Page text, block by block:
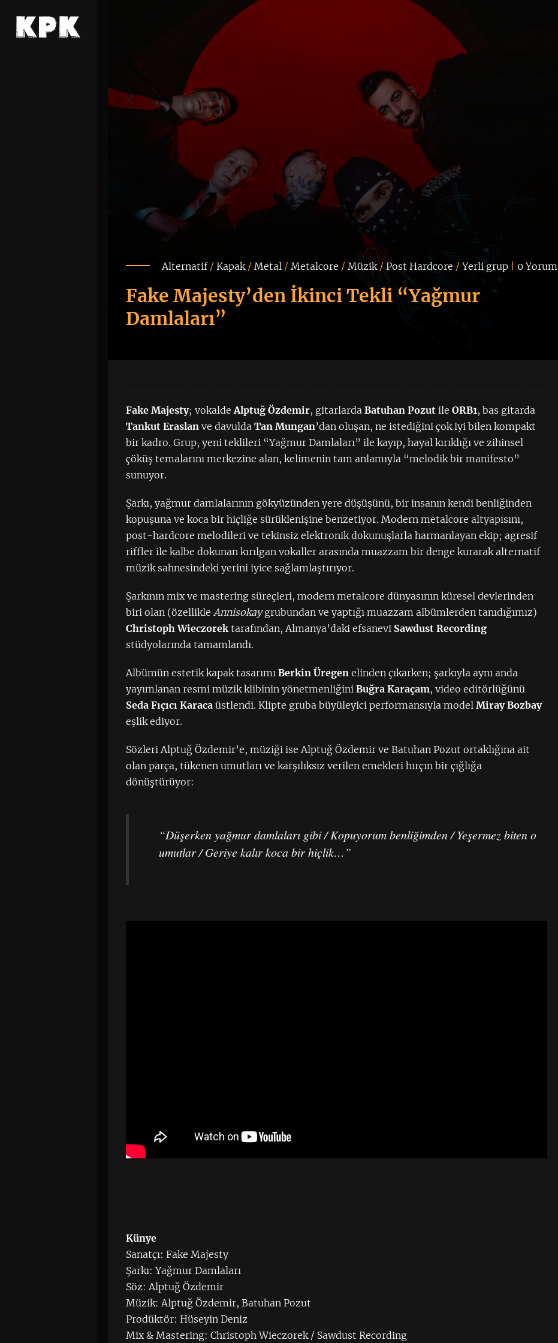
Alternatif/Kapak/Metal /Metalcore /Müzik/Post Hardcore /Yerli grup 0 Yorum
Fake Majesty’den İkinci Tekli “Yağmur
Damlaları”
Fake Majesty; vokaldeAlptuğ Özdemir, gitarlardaBatuhan Pozut ileORB1, bas gitarda
Tankut Eraslan ve davuldaTan Mungan’dan oluşan, ne istediğini çok iyi bilen kompakt
bir kadro. Grup, yeni teklileri “Yağmur Damlaları” ile kayıp, hayal kırıklığı ve zihinsel
çöküş temalarını merkezine alan, kelimenin tam anlamıyla “melodik bir manifesto”
sunuyor.
Şarkı, yağmur damlalarının gökyüzünden yere düşüşünü, bir insanın kendi benliğinden
kopuşuna ve koca bir hiçliğe sürüklenişine benzetiyor. Modern metalcore altyapısını,
post-hardcore melodileri ve tekinsiz elektronik dokunuşlarla harmanlayan ekip; agresif
riffler ile kalbe dokunan kırılgan vokaller arasında muazzam bir denge kurarak alternatif
müzik sahnesindeki yerini iyice sağlamlaştırıyor.
Şarkının mix ve mastering süreçleri, modern metalcore dünyasının küresel devlerinden
biri olan (özellikleAnnisokaygrubundan ve yaptığı muazzam albümlerden tanıdığımız)
Christoph Wieczorektarafından, Almanya’daki efsanevi Sawdust Recording
stüdyolarında tamamlandı.
Albümün estetik kapak tasarımıBerkin Üregen elinden çıkarken; şarkıyla aynı anda
yayımlanan resmi müzik klibinin yönetmenliğiniBuğra Karaçam, video editörlüğünü
Seda Fıçıcı Karaca üstlendi. Klipte gruba büyüleyici performansıyla modelMiray Bozbay
eşlik ediyor.
Sözleri Alptuğ Özdemir’e, müziği ise Alptuğ Özdemir ve Batuhan Pozut ortaklığına ait
olan parça, tükenen umutları ve karşılıksız verilen emekleri hırçın bir çığlığa
dönüştürüyor:
“Düşerken yağmur damlaları gibi / Kopuyorum benliğimden / Yeşermez biten o
umutlar / Geriye kalır koca bir hiçlik…”
Künye
Sanatçı: Fake Majesty
Şarkı: Yağmur Damlaları
Söz: Alptuğ Özdemir
Müzik: Alptuğ Özdemir, Batuhan Pozut
Prodüktör: Hüseyin Deniz
Mix & Mastering: Christoph Wieczorek / Sawdust Recording